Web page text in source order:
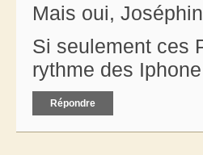
Mais oui,
Si seulement ces
rythme des
Répondre